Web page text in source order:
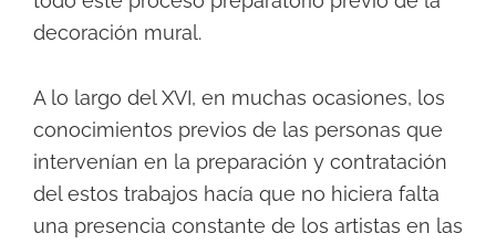
decoración mural.
A lo largo del XVI, en muchas ocasiones, los
conocimientos previos de las personas que
intervenían en la preparación y contratación
del estos trabajos hacía que no hiciera falta
una presencia constante de los artistas en las